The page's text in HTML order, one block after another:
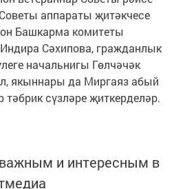
аппараты җитәкчесе
Башкарма комитеты
Сәхипова, гражданлык
начальнигы Гөлчәчәк
якыннары да Миргаяз абый
тәбрик сүзләре җиткерделәр.
и интересным в